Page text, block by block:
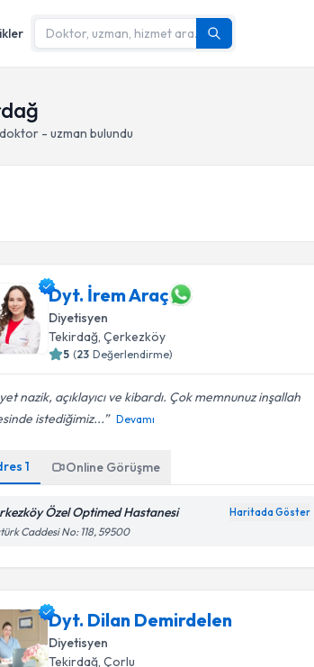
- uzman bulundu
Dyt. İrem Araç
Diyetisyen
Tekirdağ, Çerkezköy
5 (23 Değerlendirme)
nazik, açıklayıcı ve kibardı. Çok memnunuz inşallah
istediğimiz...
Devamı
1 Online Görüşme
Özel Optimed Hastanesi Haritada Göster
Caddesi No: 118, 59500
Dyt. Dilan Demirdelen
Diyetisyen
Tekirdağ , Çorlu